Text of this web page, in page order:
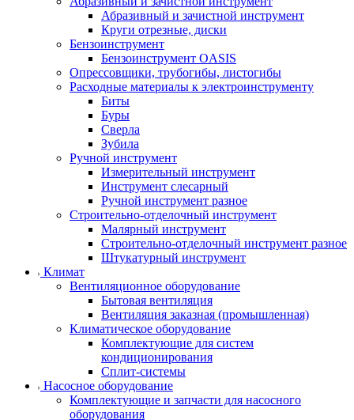
Абразивный и зачистной инструмент
Круги отрезные, диски
Бензоинструмент
Бензоинструмент OASIS
Опрессовщики, трубогибы, листогибы
Расходные материалы к электроинструменту
Биты
Буры
Сверла
Зубила
Ручной инструмент
Измерительный инструмент
Инструмент слесарный
Ручной инструмент разное
Строительно-отделочный инструмент
Малярный инструмент
Строительно-отделочный инструмент разное
Штукатурный инструмент
Климат
Вентиляционное оборудование
Бытовая вентиляция
Вентиляция заказная (промышленная)
Климатическое оборудование
Комплектующие для систем
кондиционирования
Сплит-системы
Насосное оборудование
Комплектующие и запчасти для насосного
оборудования